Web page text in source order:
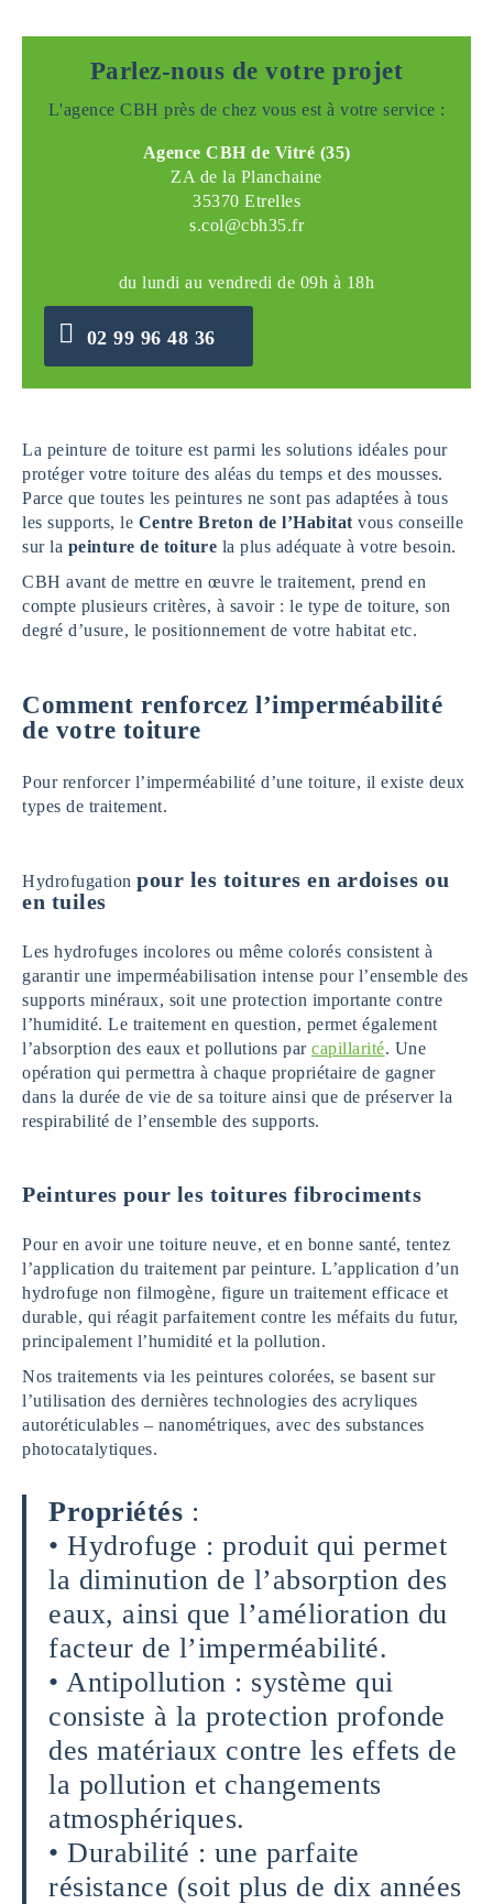
Parlez-nous de votre projet
L'agence CBH près de chez vous est à votre service :
Agence CBH de Vitré (35)
ZA de la Planchaine
35370 Etrelles
s.col@cbh35.fr
du lundi au vendredi de 09h à 18h
02 99 96 48 36
La peinture de toiture est parmi les solutions idéales pour
protéger votre toiture des aléas du temps et des mousses.
Parce que toutes les peintures ne sont pas adaptées à tous
les supports, le Centre Breton de l’Habitat vous conseille
sur la peinture de toiture la plus adéquate à votre besoin.
CBH avant de mettre en œuvre le traitement, prend en
compte plusieurs critères, à savoir : le type de toiture, son
degré d’usure, le positionnement de votre habitat etc.
Comment renforcez l’imperméabilité
de votre toiture
Pour renforcer l’imperméabilité d’une toiture, il existe deux
types de traitement.
Hydrofugation pour les toitures en ardoises ou
en tuiles
Les hydrofuges incolores ou même colorés consistent à
garantir une imperméabilisation intense pour l’ensemble des
supports minéraux, soit une protection importante contre
l’humidité. Le traitement en question, permet également
l’absorption des eaux et pollutions par capillarité. Une
opération qui permettra à chaque propriétaire de gagner
dans la durée de vie de sa toiture ainsi que de préserver la
respirabilité de l’ensemble des supports.
Peintures pour les toitures fibrociments
Pour en avoir une toiture neuve, et en bonne santé, tentez
l’application du traitement par peinture. L’application d’un
hydrofuge non filmogène, figure un traitement efficace et
durable, qui réagit parfaitement contre les méfaits du futur,
principalement l’humidité et la pollution.
Nos traitements via les peintures colorées, se basent sur
l’utilisation des dernières technologies des acryliques
autoréticulables – nanométriques, avec des substances
photocatalytiques.
Propriétés :
• Hydrofuge : produit qui permet
la diminution de l’absorption des
eaux, ainsi que l’amélioration du
facteur de l’imperméabilité.
• Antipollution : système qui
consiste à la protection profonde
des matériaux contre les effets de
la pollution et changements
atmosphériques.
• Durabilité : une parfaite
résistance (soit plus de dix années